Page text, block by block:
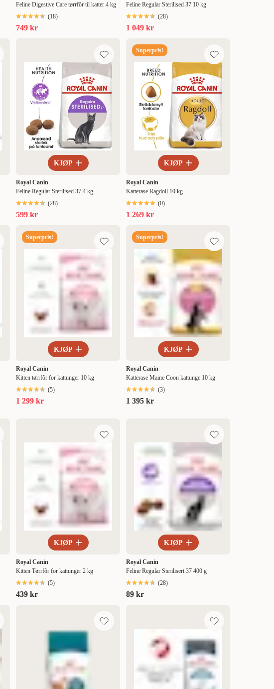
Feline Digestive Care tørrfôr til katter 4 kg
(18)
749 kr
Feline Regular Sterilised 37 10 kg
(28)
1 049 kr
KJØP
Royal Canin
Feline Regular Sterilised 37 4 kg
(28)
599 kr
Superpris!
KJØP
Royal Canin
Katterase Ragdoll 10 kg
(0)
1 269 kr
Superpris!
KJØP
Royal Canin
Kitten tørrfôr for kattunger 10 kg
(5)
1 299 kr
Superpris!
KJØP
Royal Canin
Katterase Maine Coon kattunge 10 kg
(3)
1 395 kr
KJØP
Royal Canin
Kitten Tørrfôr for kattunger 2 kg
(5)
439 kr
KJØP
Royal Canin
Feline Regular Sterilisert 37 400 g
(28)
89 kr